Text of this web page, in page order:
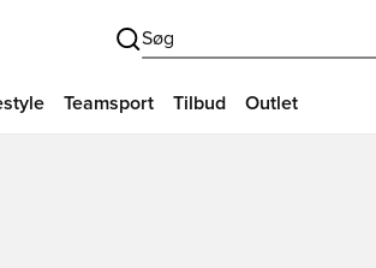
Søg
Teamsport Tilbud Outlet